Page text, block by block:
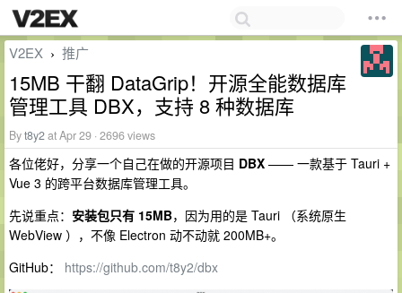
V2EX › 推广
15MB 干翻 DataGrip！开源全能数据库
管理工具 DBX，支持 8 种数据库
Byt8y2at Apr 29 · 2696 views
各位佬好，分享一个自己在做的开源项目 DBX —— 一款基于 Tauri +
Vue 3 的跨平台数据库管理工具。
先说重点： 安装包只有 15MB，因为用的是 Tauri （系统原生
WebView ），不像 Electron 动不动就 200MB+。
GitHub： https://github.com/t8y2/dbx